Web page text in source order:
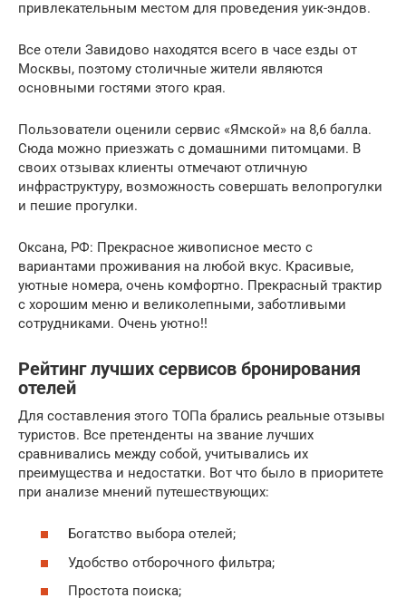
привлекательным местом для проведения уик-эндов.
Все отели Завидово находятся всего в часе езды от
Москвы, поэтому столичные жители являются
основными гостями этого края.
Пользователи оценили сервис «Ямской» на 8,6 балла.
Сюда можно приезжать с домашними питомцами. В
своих отзывах клиенты отмечают отличную
инфраструктуру, возможность совершать велопрогулки
и пешие прогулки.
Оксана, РФ: Прекрасное живописное место с
вариантами проживания на любой вкус. Красивые,
уютные номера, очень комфортно. Прекрасный трактир
с хорошим меню и великолепными, заботливыми
сотрудниками. Очень уютно!!
Рейтинг лучших сервисов бронирования
отелей
Для составления этого ТОПа брались реальные отзывы
туристов. Все претенденты на звание лучших
сравнивались между собой, учитывались их
преимущества и недостатки. Вот что было в приоритете
при анализе мнений путешествующих:
Богатство выбора отелей;
Удобство отборочного фильтра;
Простота поиска;